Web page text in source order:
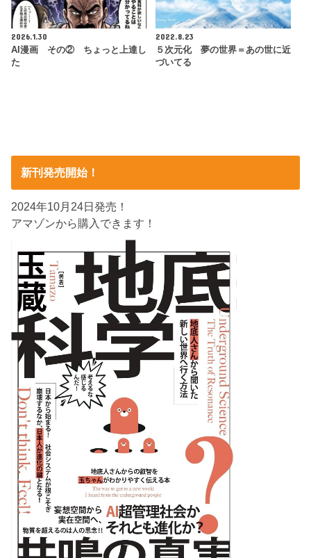
2026.1.30
AI漫画 その② ちょっと上達し
た
2022.8.23
５次元化 夢の世界＝あの世に近
づいてる
新刊発売開始！
2024年10月24日発売！
アマゾンから購入できます！